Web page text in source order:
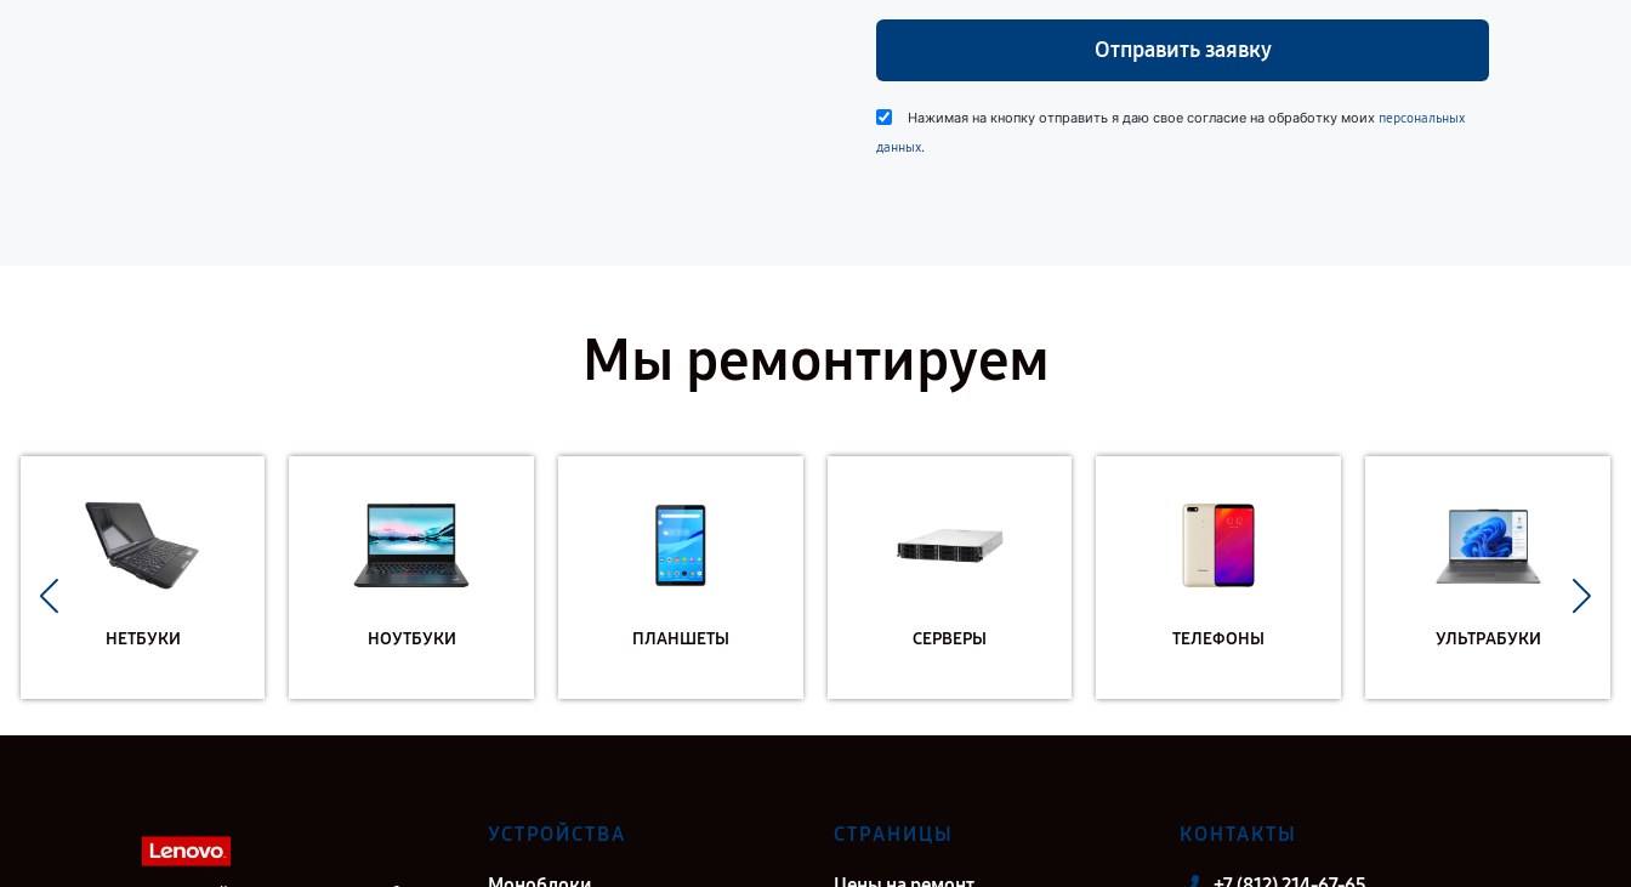
Отправить заявку
Нажимая на кнопку отправить я даю свое согласие на обработку моих персональных
данных.
Мы ремонтируем
НЕТБУКИ НОУТБУКИ ПЛАНШЕТЫ СЕРВЕРЫ ТЕЛЕФОНЫ УЛЬТРАБУКИ
УСТРОЙСТВА СТРАНИЦЫ КОНТАКТЫ